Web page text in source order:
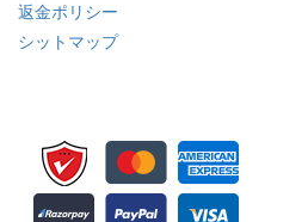
返金ポリシー
シットマップ